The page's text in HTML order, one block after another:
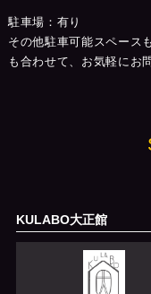
駐車場：有り
その他駐車可能スペース
も合わせて、お気軽にお
KULABO大正館